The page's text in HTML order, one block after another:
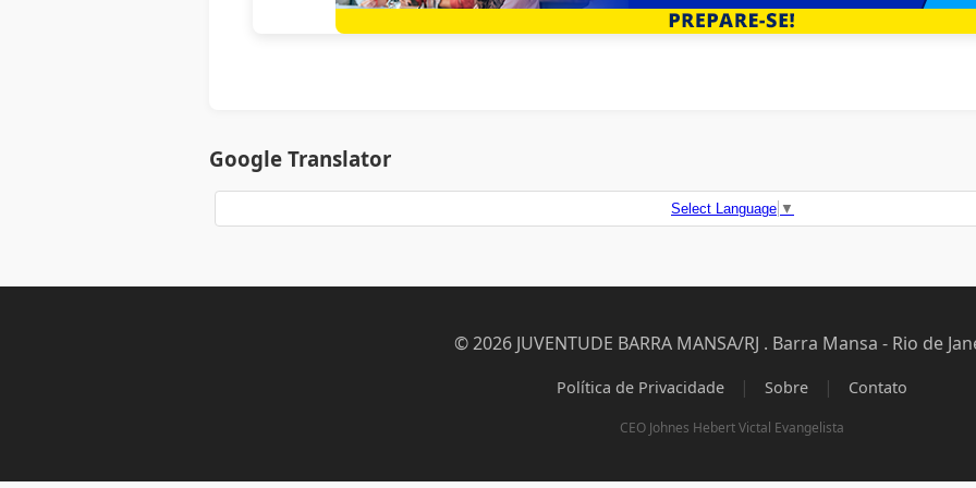
Google Translator
Select Language ▼
© 2026 JUVENTUDE BARRA MANSA/RJ . Barra Mansa - Rio de
Política de Privacidade | Sobre | Contato
CEO Johnes Hebert Victal Evangelista